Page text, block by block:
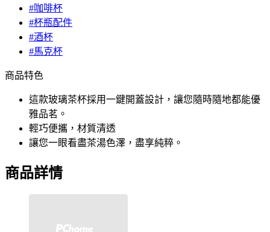
#咖啡杯
#杯瓶配件
#酒杯
#馬克杯
商品特色
這款玻璃茶杯採用一鍵開蓋設計，讓您隨時隨地都能優
雅品茗。
輕巧便攜，材質清透
讓您一眼看盡茶湯色澤，盡享純粹。
商品詳情